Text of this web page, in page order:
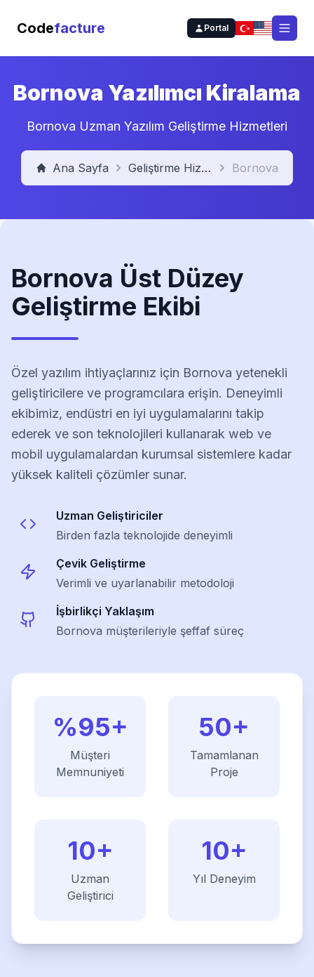
Codefacture Portal
Bornova Yazılımcı Kiralama
Bornova Uzman Yazılım Geliştirme Hizmetleri
Ana Sayfa Geliştirme Hizmetleri Bornova
Bornova Üst Düzey
Geliştirme Ekibi
Özel yazılım ihtiyaçlarınız için Bornova yetenekli
geliştiricilere ve programcılara erişin. Deneyimli
ekibimiz, endüstri en iyi uygulamalarını takip
ederek ve son teknolojileri kullanarak web ve
mobil uygulamalardan kurumsal sistemlere kadar
yüksek kaliteli çözümler sunar.
Uzman Geliştiriciler
Birden fazla teknolojide deneyimli
Çevik Geliştirme
Verimli ve uyarlanabilir metodoloji
İşbirlikçi Yaklaşım
Bornova müşterileriyle şeffaf süreç
%95+
Müşteri
Memnuniyeti
50+
Tamamlanan
Proje
10+
Uzman
Geliştirici
10+
Yıl Deneyim